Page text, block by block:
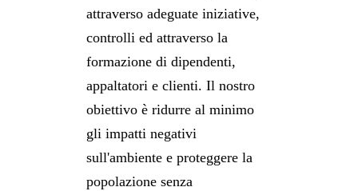
attraverso adeguate iniziative,
controlli ed attraverso la
formazione di dipendenti,
appaltatori e clienti. Il nostro
obiettivo è ridurre al minimo
gli impatti negativi
sull'ambiente e proteggere la
popolazione senza